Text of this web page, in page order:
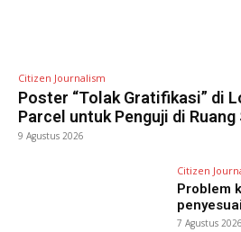
Citizen Journalism
Poster “Tolak Gratifikasi” di
Parcel untuk Penguji di Ruang
9 Agustus 2026
Citizen
Problem
7 Agustus 2026